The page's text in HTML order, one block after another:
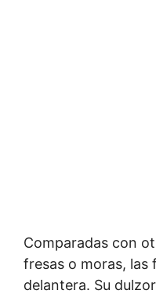
Comparadas con
fresas o moras, las
delantera. Su